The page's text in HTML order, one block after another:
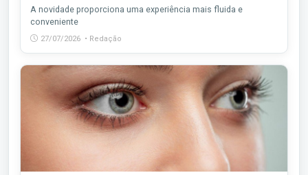
A novidade proporciona uma experiência mais fluida e
conveniente
27/07/2026 • Redação